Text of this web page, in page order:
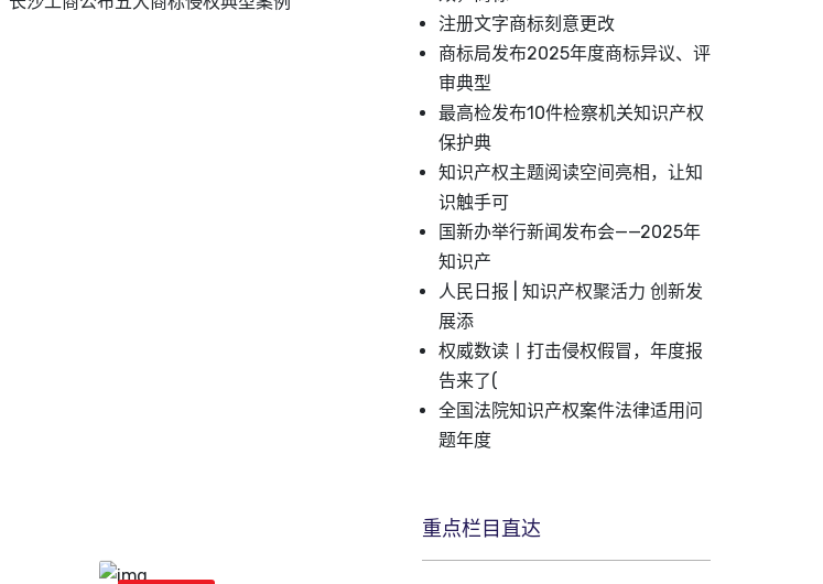
注册文字商标刻意更改
商标局发布2025年度商标异议、评
审典型
最高检发布10件检察机关知识产权
保护典
知识产权主题阅读空间亮相，让知
识触手可
国新办举行新闻发布会——2025年
知识产
人民日报 | 知识产权聚活力 创新发
展添
权威数读丨打击侵权假冒，年度报
告来了(
全国法院知识产权案件法律适用问
题年度
重点栏目直达